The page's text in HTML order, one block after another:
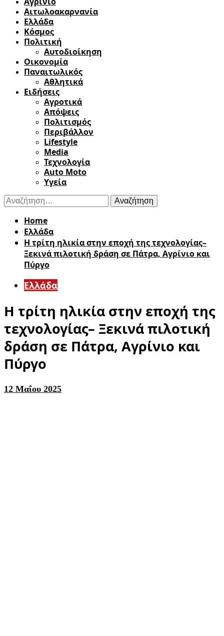
Αιτωλοακαρνανία
Ελλάδα
Κόσμος
Πολιτική
Αυτοδιοίκηση
Οικονομία
Παναιτωλικός
Αθλητικά
Ειδήσεις
Αγροτικά
Απόψεις
Πολιτισμός
Περιβάλλον
Lifestyle
Media
Τεχνολογία
Auto Moto
Υγεία
Αναζήτηση
για:
Home
Ελλάδα
Η τρίτη ηλικία στην εποχή της τεχνολογίας–
Ξεκινά πιλοτική δράση σε Πάτρα, Αγρίνιο και
Πύργο
Ελλάδα
Η τρίτη ηλικία στην εποχή της
τεχνολογίας– Ξεκινά πιλοτική
δράση σε Πάτρα, Αγρίνιο και
Πύργο
12 Μαΐου 2025